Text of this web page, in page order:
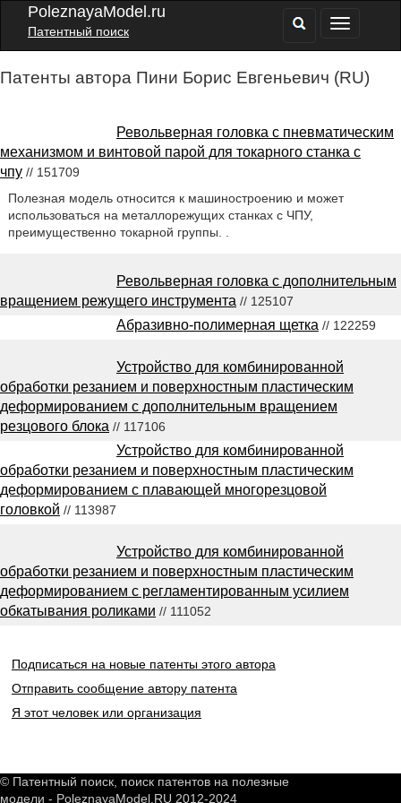
PoleznayaModel.ru
Патентный поиск
Патенты автора Пини Борис Евгеньевич (RU)
Револьверная головка с пневматическим
механизмом и винтовой парой для токарного станка с
чпу // 151709
Полезная модель относится к машиностроению и может
использоваться на металлорежущих станках с ЧПУ,
преимущественно токарной группы. .
Револьверная головка с дополнительным
вращением режущего инструмента // 125107
Абразивно-полимерная щетка // 122259
Устройство для комбинированной
обработки резанием и поверхностным пластическим
деформированием с дополнительным вращением
резцового блока // 117106
Устройство для комбинированной
обработки резанием и поверхностным пластическим
деформированием с плавающей многорезцовой
головкой // 113987
Устройство для комбинированной
обработки резанием и поверхностным пластическим
деформированием с регламентированным усилием
обкатывания роликами // 111052
Подписаться на новые патенты этого автора
Отправить сообщение автору патента
Я этот человек или организация
© Патентный поиск, поиск патентов на полезные
модели - PoleznayaModel.RU 2012-2024